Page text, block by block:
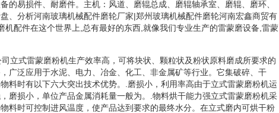
的易损件、耐磨件。主机：风道、磨辊总成、磨辊轴承室、磨辊、磨环、
、分析河南玻璃机械配件磨轮厂家|郑州玻璃机械配件磨轮河南宏鑫商贸有
机配件在这个世界上,总有最好的东西,就像我们专业生产的雷蒙磨设备,雷蒙
立式雷蒙磨粉机生产效率高，可将块状、颗粒状及粉状原料磨成所要求的
广泛应用于水泥、电力、冶金、化工、非金属矿等行业。它集破碎、干
料时有以下六大突出技术优势。.磨损小，利用率高由于立式雷蒙磨粉机运
磨损小，单位产品金属消耗量一般为。.物料烘干能力强立式雷蒙磨粉机采
料时可控制进风温度，使产品达到要求的最终水分。在立式磨内可烘干粉